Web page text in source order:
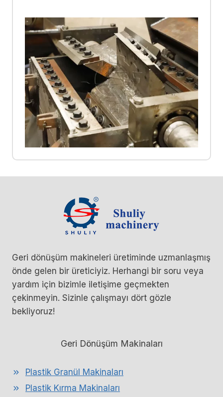
Geri dönüşüm makineleri üretiminde uzmanlaşmış
önde gelen bir üreticiyiz. Herhangi bir soru veya
yardım için bizimle iletişime geçmekten
çekinmeyin. Sizinle çalışmayı dört gözle
bekliyoruz!
Geri Dönüşüm Makinaları
Plastik Granül Makinaları
Plastik Kırma Makinaları